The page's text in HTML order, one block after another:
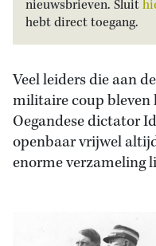
nieuwsbrieven. Sluit
hebt direct toegang.
Veel leiders die aan
militaire coup bleven
Oegandese dictator
openbaar vrijwel
enorme verzameling